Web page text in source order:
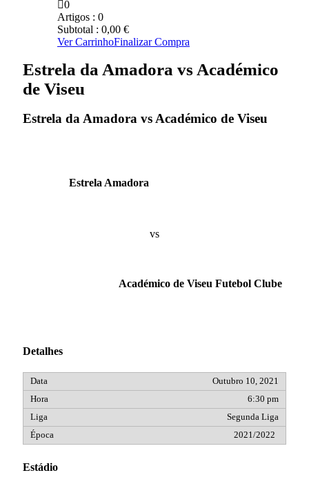
0
Artigos : 0
Subtotal : 0,00 €
Ver CarrinhoFinalizar Compra
Estrela da Amadora vs Académico
de Viseu
Estrela da Amadora vs Académico de Viseu
Estrela Amadora
vs
Académico de Viseu Futebol Clube
Detalhes
Outubro 10, 2021
6:30 pm
Segunda Liga
2021/2022
Estádio